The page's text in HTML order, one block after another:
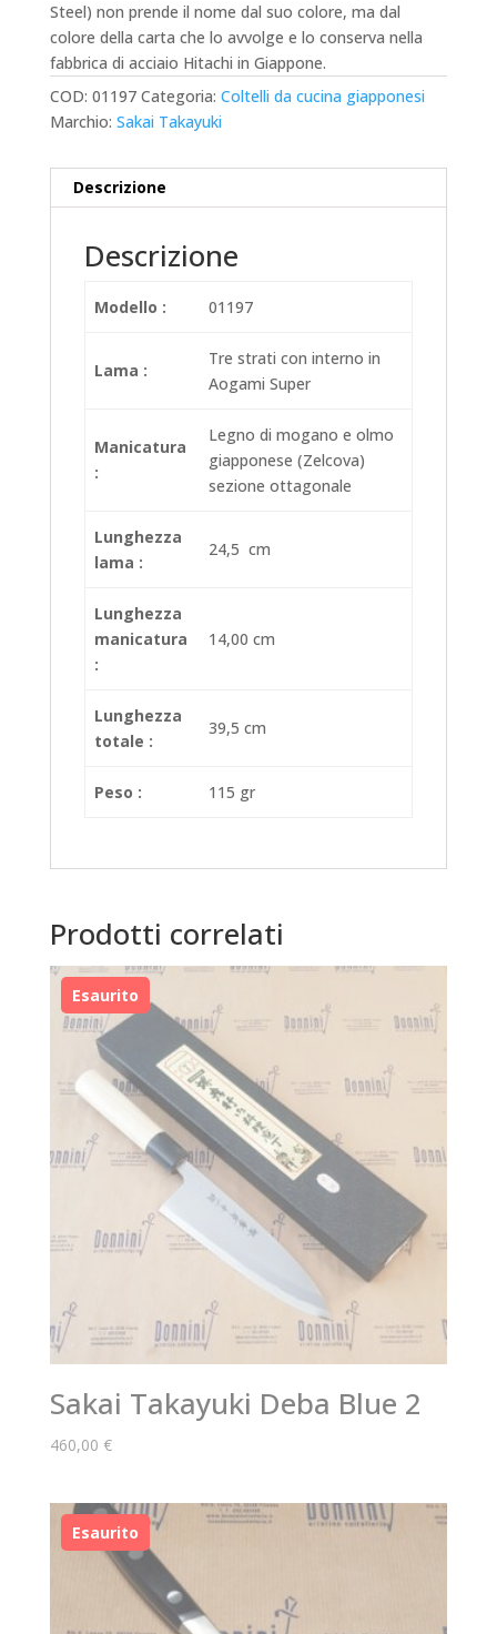
Steel) non prende il nome dal suo colore, ma dal
colore della carta che lo avvolge e lo conserva nella
fabbrica di acciaio Hitachi in Giappone.
COD: 01197 Categoria: Coltelli da cucina giapponesi
Marchio: Sakai Takayuki
Descrizione
Descrizione
Modello : 01197
Lama :
Tre strati con interno in
Aogami Super
Manicatura
:
Legno di mogano e olmo
giapponese (Zelcova)
sezione ottagonale
Lunghezza
lama :
24,5 cm
Lunghezza
manicatura
:
14,00 cm
Lunghezza
totale :
39,5 cm
Peso : 115 gr
Prodotti correlati
Sakai Takayuki Deba Blue 2
460,00 €